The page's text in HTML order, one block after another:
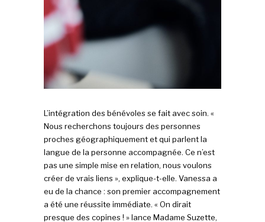
L’intégration des bénévoles se fait avec soin. «
Nous recherchons toujours des personnes
proches géographiquement et qui parlent la
langue de la personne accompagnée. Ce n’est
pas une simple mise en relation, nous voulons
créer de vrais liens », explique-t-elle. Vanessa a
eu de la chance : son premier accompagnement
a été une réussite immédiate. « On dirait
presque des copines ! » lance Madame Suzette,